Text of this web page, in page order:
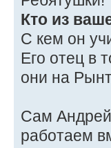
Кто из
С кем он
Его отец в
они на
Сам
работаем